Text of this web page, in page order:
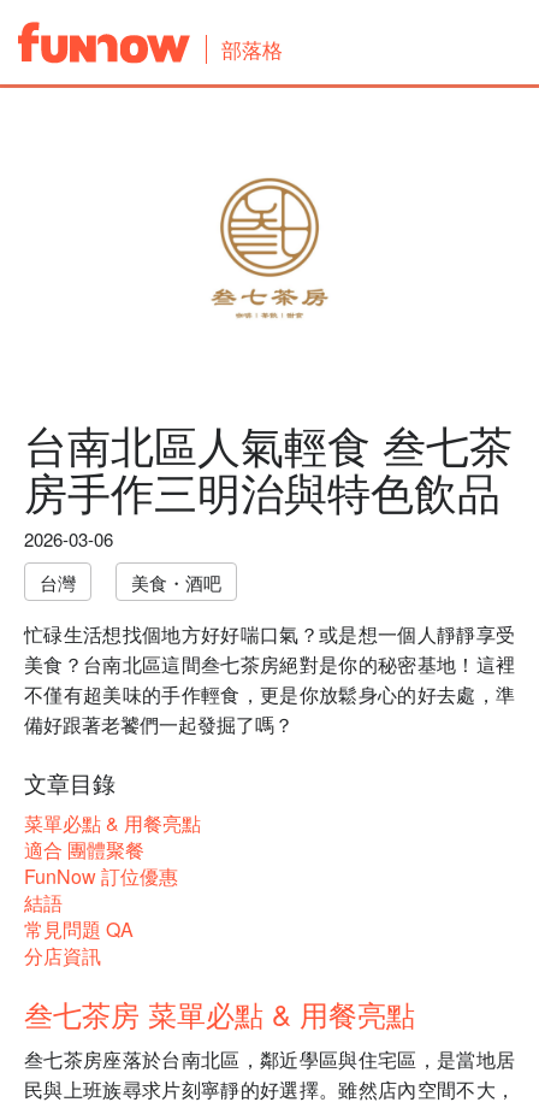
部落格
台南北區人氣輕食 叁七茶
房手作三明治與特色飲品
2026-03-06
台灣
美食・酒吧
忙碌生活想找個地方好好喘口氣？或是想一個人靜靜享受
美食？台南北區這間叁七茶房絕對是你的秘密基地！這裡
不僅有超美味的手作輕食，更是你放鬆身心的好去處，準
備好跟著老饕們一起發掘了嗎？
文章目錄
菜單必點 & 用餐亮點
適合 團體聚餐
FunNow 訂位優惠
結語
常見問題 QA
分店資訊
叁七茶房 菜單必點 & 用餐亮點
叁七茶房座落於台南北區，鄰近學區與住宅區，是當地居
民與上班族尋求片刻寧靜的好選擇。雖然店內空間不大，